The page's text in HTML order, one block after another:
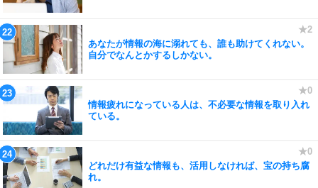
あなたが情報の海に溺れても、誰も助けてくれない。
自分でなんとかするしかない。
情報疲れになっている人は、不必要な情報を取り入れ
ている。
どれだけ有益な情報も、活用しなければ、宝の持ち腐
れ。